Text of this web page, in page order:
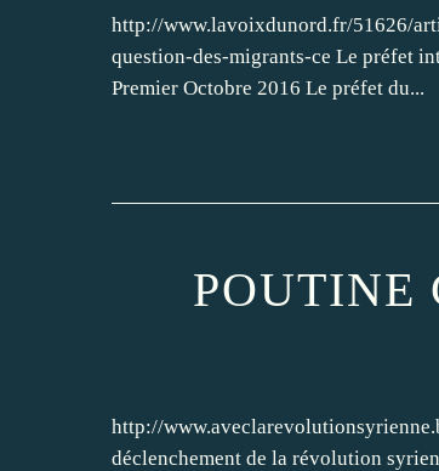
http://www.lavoixdunord.fr/51626/
question-des-migrants-ce Le préfet
Premier Octobre 2016 Le préfet du...
POUTINE
http://
déclenchement de la révolution